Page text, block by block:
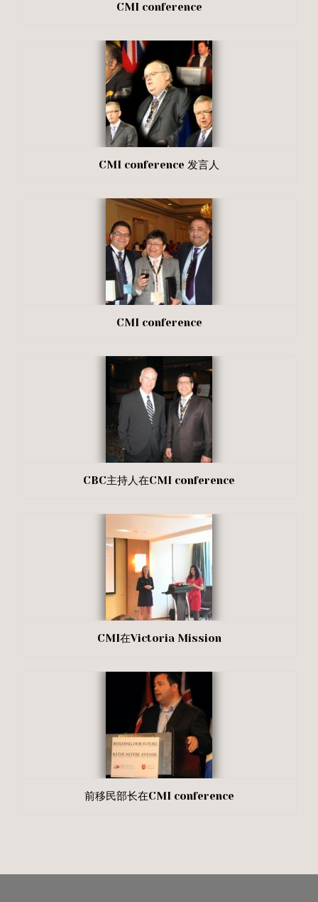
CMI conference
CMI conference 发言人
CMI conference
CBC主持人在CMI conference
CMI在Victoria Mission
前移民部长在CMI conference